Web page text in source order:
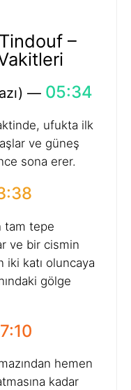
–
— 05:34
ufukta ilk
ve güneş
sona erer.
tam tepe
ve bir cismin
katı oluncaya
gölge
hemen
kadar